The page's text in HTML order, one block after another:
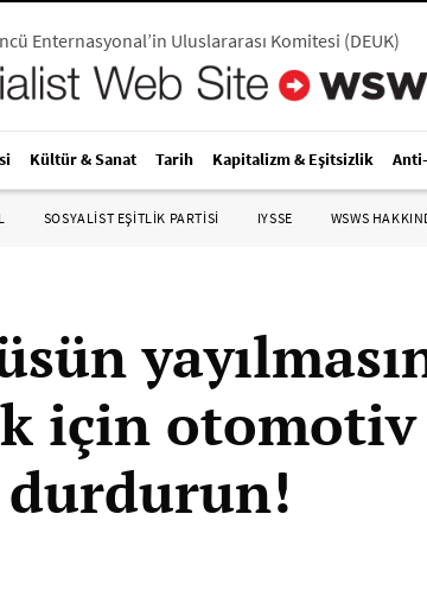
Enternasyonal’in Uluslararası Komitesi (DEUK)
Kültür & Sanat Tarih Kapitalizm & Eşitsizlik
SOSYALIST EŞITLIK PARTISI IYSSE WSWS
için otomotiv